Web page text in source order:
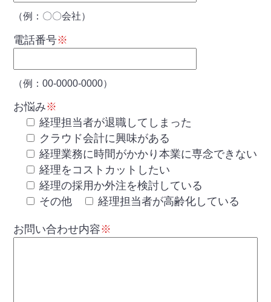
（例：〇〇会社）
電話番号※
（例：00-0000-0000）
お悩み※
経理担当者が退職してしまった
クラウド会計に興味がある
経理業務に時間がかかり本業に専念できない
経理をコストカットしたい
経理の採用か外注を検討している
その他
経理担当者が高齢化している
お問い合わせ内容※